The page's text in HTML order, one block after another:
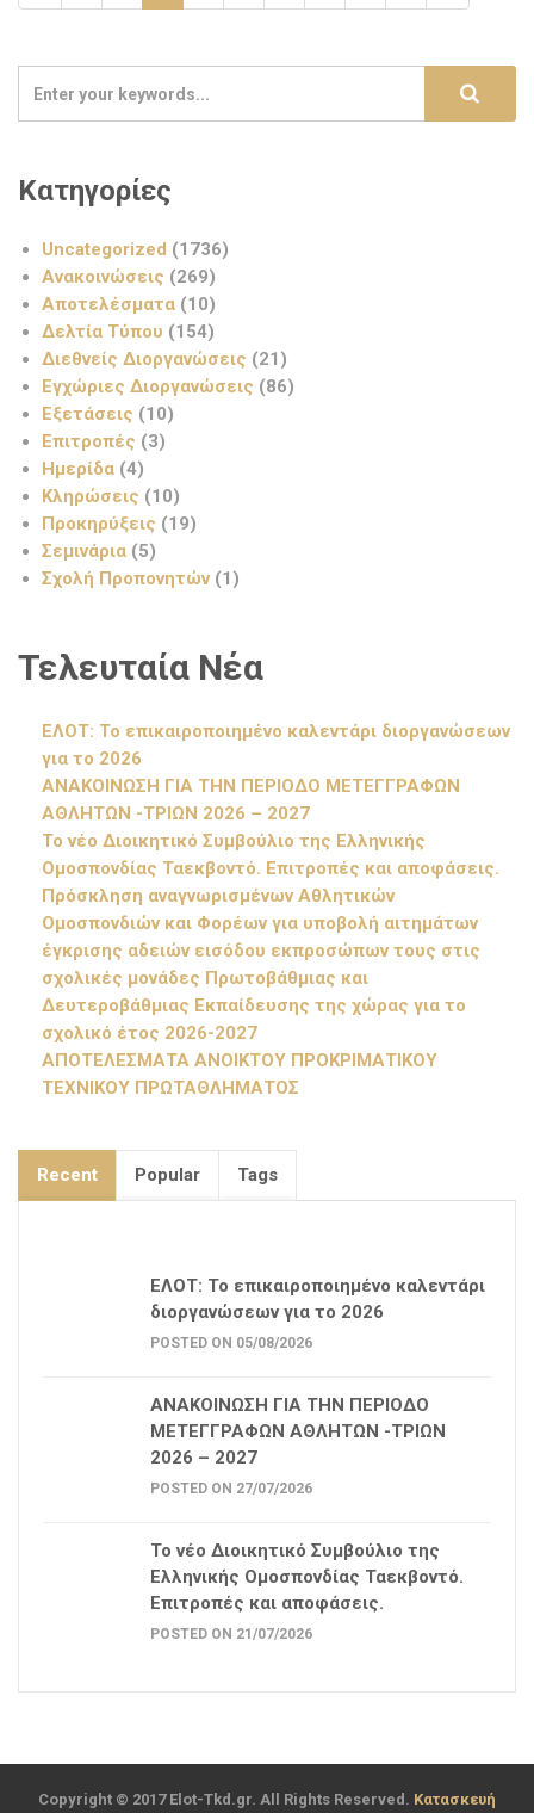
Κατηγορίες
Uncategorized (1736)
Ανακοινώσεις (269)
Αποτελέσματα (10)
Δελτία Τύπου (154)
Διεθνείς Διοργανώσεις (21)
Εγχώριες Διοργανώσεις (86)
Εξετάσεις (10)
Επιτροπές (3)
Ημερίδα (4)
Κληρώσεις (10)
Προκηρύξεις (19)
Σεμινάρια (5)
Σχολή Προπονητών (1)
Τελευταία Νέα
ΕΛΟΤ: Το επικαιροποιημένο καλεντάρι διοργανώσεων
για το 2026
ΑΝΑΚΟΙΝΩΣΗ ΓΙΑ ΤΗΝ ΠΕΡΙΟΔΟ ΜΕΤΕΓΓΡΑΦΩΝ
ΑΘΛΗΤΩΝ -ΤΡΙΩΝ 2026 – 2027
Το νέο Διοικητικό Συμβούλιο της Ελληνικής
Ομοσπονδίας Ταεκβοντό. Επιτροπές και αποφάσεις.
Πρόσκληση αναγνωρισμένων Αθλητικών
Ομοσπονδιών και Φορέων για υποβολή αιτημάτων
έγκρισης αδειών εισόδου εκπροσώπων τους στις
σχολικές μονάδες Πρωτοβάθμιας και
Δευτεροβάθμιας Εκπαίδευσης της χώρας για το
σχολικό έτος 2026-2027
ΑΠΟΤΕΛΕΣΜΑΤΑ ΑΝΟΙΚΤΟΥ ΠΡΟΚΡΙΜΑΤΙΚΟΥ
ΤΕΧΝΙΚΟΥ ΠΡΩΤΑΘΛΗΜΑΤΟΣ
Recent Popular Tags
ΕΛΟΤ: Το επικαιροποιημένο καλεντάρι
διοργανώσεων για το 2026
POSTED ON 05/08/2026
ΑΝΑΚΟΙΝΩΣΗ ΓΙΑ ΤΗΝ ΠΕΡΙΟΔΟ
ΜΕΤΕΓΓΡΑΦΩΝ ΑΘΛΗΤΩΝ -ΤΡΙΩΝ
2026 – 2027
POSTED ON 27/07/2026
Το νέο Διοικητικό Συμβούλιο της
Ελληνικής Ομοσπονδίας Ταεκβοντό.
Επιτροπές και αποφάσεις.
POSTED ON 21/07/2026
Copyright © 2017 Elot-Tkd.gr. All Rights Reserved. Κατασκευή